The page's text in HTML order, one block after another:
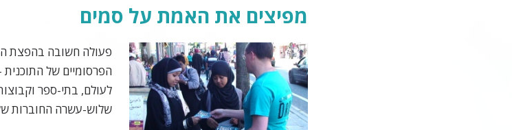
מפיצים את האמת על סמים
פעולה חשובה בהפצת
הפרסומיים של
לעולם, בתי-ספר
שלוש-עשרה החוברות